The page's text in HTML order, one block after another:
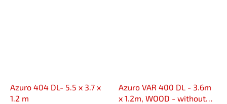
Azuro 404 DL- 5.5 x 3.7 x
1.2 m
Azuro VAR 400 DL - 3.6m
x 1.2m, WOOD - without